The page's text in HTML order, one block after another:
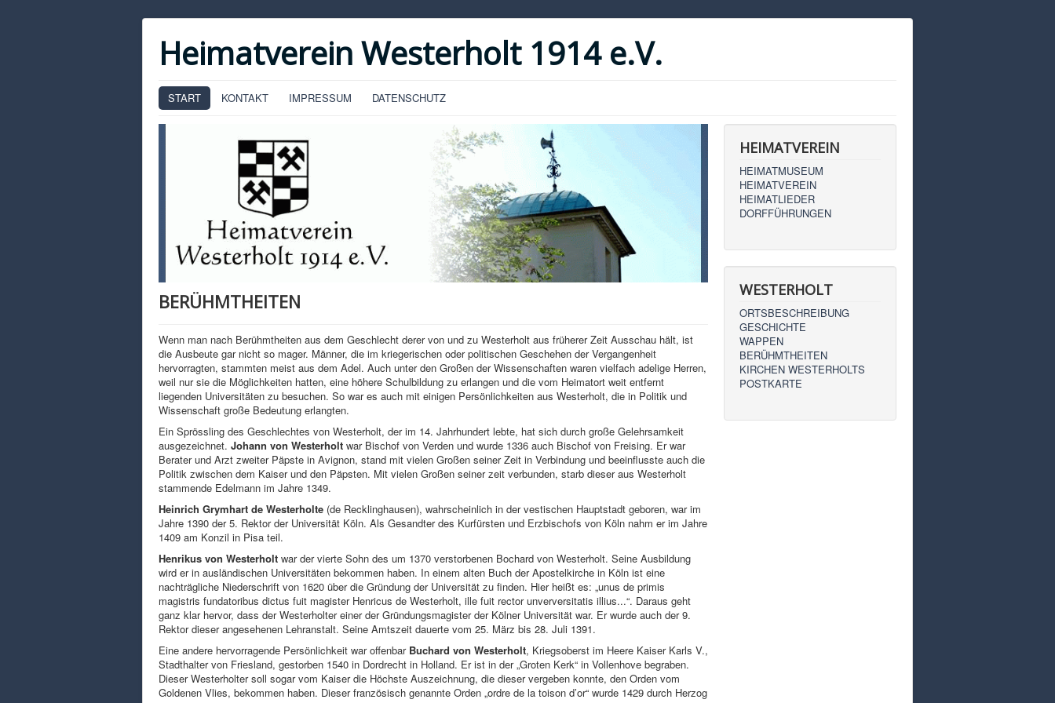
Heimatverein Westerholt 1914 e.V.
START KONTAKT IMPRESSUM DATENSCHUTZ
BERÜHMTHEITEN
Wenn man nach Berühmtheiten aus dem Geschlecht derer von und zu Westerholt aus früherer Zeit Ausschau hält, ist
die Ausbeute gar nicht so mager. Männer, die im kriegerischen oder politischen Geschehen der Vergangenheit
hervorragten, stammten meist aus dem Adel. Auch unter den Großen der Wissenschaften waren vielfach adelige Herren,
weil nur sie die Möglichkeiten hatten, eine höhere Schulbildung zu erlangen und die vom Heimatort weit entfernt
liegenden Universitäten zu besuchen. So war es auch mit einigen Persönlichkeiten aus Westerholt, die in Politik und
Wissenschaft große Bedeutung erlangten.
Ein Sprössling des Geschlechtes von Westerholt, der im 14. Jahrhundert lebte, hat sich durch große Gelehrsamkeit
ausgezeichnet. Johann von Westerholt war Bischof von Verden und wurde 1336 auch Bischof von Freising. Er war
Berater und Arzt zweiter Päpste in Avignon, stand mit vielen Großen seiner Zeit in Verbindung und beeinflusste auch die
Politik zwischen dem Kaiser und den Päpsten. Mit vielen Großen seiner zeit verbunden, starb dieser aus Westerholt
stammende Edelmann im Jahre 1349.
Heinrich Grymhart de Westerholte (de Recklinghausen), wahrscheinlich in der vestischen Hauptstadt geboren, war im
Jahre 1390 der 5. Rektor der Universität Köln. Als Gesandter des Kurfürsten und Erzbischofs von Köln nahm er im Jahre
1409 am Konzil in Pisa teil.
Henrikus von Westerholt war der vierte Sohn des um 1370 verstorbenen Bochard von Westerholt. Seine Ausbildung
wird er in ausländischen Universitäten bekommen haben. In einem alten Buch der Apostelkirche in Köln ist eine
nachträgliche Niederschrift von 1620 über die Gründung der Universität zu finden. Hier heißt es: „unus de primis
magistris fundatoribus dictus fuit magister Henricus de Westerholt, ille fuit rector unverversitatis illius...“. Daraus geht
ganz klar hervor, dass der Westerholter einer der Gründungsmagister der Kölner Universität war. Er wurde auch der 9.
Rektor dieser angesehenen Lehranstalt. Seine Amtszeit dauerte vom 25. März bis 28. Juli 1391.
Eine andere hervorragende Persönlichkeit war offenbar Buchard von Westerholt, Kriegsoberst im Heere Kaiser Karls V.,
Stadthalter von Friesland, gestorben 1540 in Dordrecht in Holland. Er ist in der „Groten Kerk“ in Vollenhove begraben.
Dieser Westerholter soll sogar vom Kaiser die Höchste Auszeichnung, die dieser vergeben konnte, den Orden vom
Goldenen Vlies, bekommen haben. Dieser französisch genannte Orden „ordre de la toison d’or“ wurde 1429 durch Herzog
HEIMATVEREIN
HEIMATMUSEUM
HEIMATVEREIN
HEIMATLIEDER
DORFFÜHRUNGEN
WESTERHOLT
ORTSBESCHREIBUNG
GESCHICHTE
WAPPEN
BERÜHMTHEITEN
KIRCHEN WESTERHOLTS
POSTKARTE